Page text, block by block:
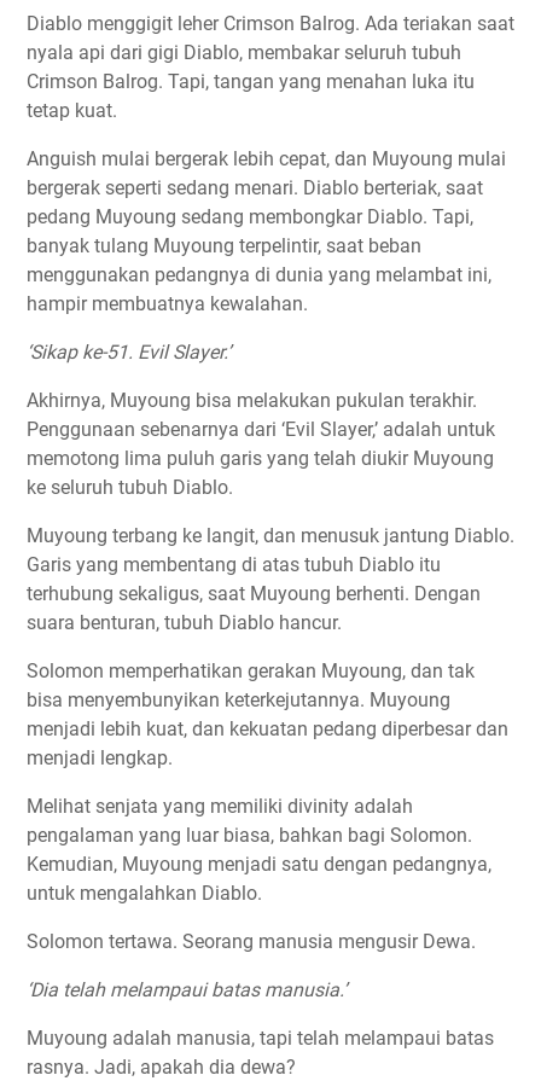
Diablo menggigit leher Crimson Balrog. Ada teriakan saat
nyala api dari gigi Diablo, membakar seluruh tubuh
Crimson Balrog. Tapi, tangan yang menahan luka itu
tetap kuat.
Anguish mulai bergerak lebih cepat, dan Muyoung mulai
bergerak seperti sedang menari. Diablo berteriak, saat
pedang Muyoung sedang membongkar Diablo. Tapi,
banyak tulang Muyoung terpelintir, saat beban
menggunakan pedangnya di dunia yang melambat ini,
hampir membuatnya kewalahan.
‘Sikap ke-51. Evil Slayer.’
Akhirnya, Muyoung bisa melakukan pukulan terakhir.
Penggunaan sebenarnya dari ‘Evil Slayer,’ adalah untuk
memotong lima puluh garis yang telah diukir Muyoung
ke seluruh tubuh Diablo.
Muyoung terbang ke langit, dan menusuk jantung Diablo.
Garis yang membentang di atas tubuh Diablo itu
terhubung sekaligus, saat Muyoung berhenti. Dengan
suara benturan, tubuh Diablo hancur.
Solomon memperhatikan gerakan Muyoung, dan tak
bisa menyembunyikan keterkejutannya. Muyoung
menjadi lebih kuat, dan kekuatan pedang diperbesar dan
menjadi lengkap.
Melihat senjata yang memiliki divinity adalah
pengalaman yang luar biasa, bahkan bagi Solomon.
Kemudian, Muyoung menjadi satu dengan pedangnya,
untuk mengalahkan Diablo.
Solomon tertawa. Seorang manusia mengusir Dewa.
‘Dia telah melampaui batas manusia.’
Muyoung adalah manusia, tapi telah melampaui batas
rasnya. Jadi, apakah dia dewa?